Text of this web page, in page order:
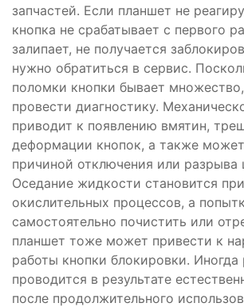
запчастей. Если планшет не
кнопка не срабатывает с первого
залипает, не получается
нужно обратиться в сервис.
поломки кнопки бывает
провести диагностику.
приводит к появлению вмятин,
деформации кнопок, а также может
причиной отключения или разрыва
Оседание жидкости становится
окислительных процессов, а
самостоятельно почистить или
планшет тоже может привести к
работы кнопки блокировки. Иногда
проводится в результате
после продолжительного